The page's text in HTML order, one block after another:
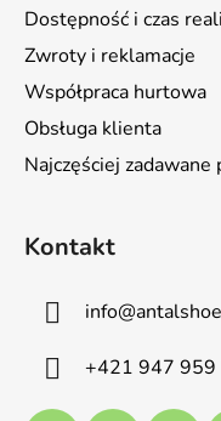
Dostępność i czas
Zwroty i reklamacje
Współpraca hurtowa
Obsługa klienta
Najczęściej
Kontakt
info@
+421 947 959